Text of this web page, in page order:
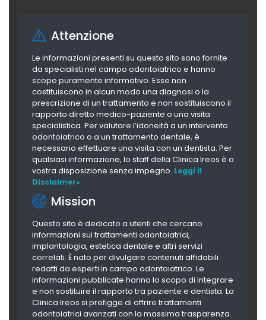
Attenzione
Le informazioni presenti su questo sito sono fornite
da specialisti nel campo odontoiatrico e hanno
scopo puramente informativo. Esse non
costituiscono in alcun modo una diagnosi o la
prescrizione di un trattamento e non sostituiscono il
rapporto diretto medico-paziente o una visita
specialistica. Per valutare l’idoneità a un intervento
odontoiatrico o a un trattamento dentale, è
necessario effettuare una visita con un dentista. Per
qualsiasi informazione, lo staff della Clinica Ireos è a
vostra disposizione senza impegno. Leggi il
Disclaimer»
Mission
Questo sito è dedicato a utenti che cercano
informazioni sui trattamenti odontoiatrici,
implantologia, estetica dentale e altri servizi
correlati. È nato per divulgare contenuti affidabili
redatti da esperti in campo odontoiatrico. Le
informazioni pubblicate hanno lo scopo di integrare
e non sostituire il rapporto tra paziente e dentista. La
Clinica Ireos si prefigge di offrire trattamenti
odontoiatrici avanzati con la massima trasparenza.